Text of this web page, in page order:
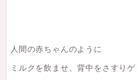
人間の赤ちゃんのように
ミルクを飲ませ、背中をさすり